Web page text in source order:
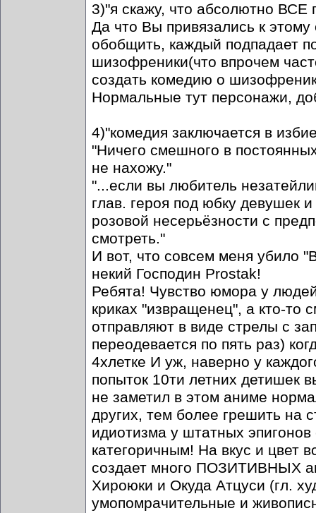
3)"я скажу, что абсолютно
Да что Вы привязались к
обобщить, каждый подпадает
шизофреники(что впрочем
создать комедию о
Нормальные тут персонажи,
4)"комедия заключается в
"Ничего смешного в
не нахожу."
"...если вы любитель
глав. героя под юбку девушек
розовой несерьёзности с
смотреть."
И вот, что совсем меня убило
некий Господин Prostak!
Ребята! Чувство юмора у
криках "извращенец", а кто-то
отправляют в виде стрелы с
переодевается по пять раз)
4хлетке И уж, наверно у
попыток 10ти летних детишек
не заметил в этом аниме
других, тем более грешить на
идиотизма у штатных
категоричным! На вкус и цвет
создает много ПОЗИТИВНЫХ
Хироюки и Окуда Атцуси (гл.
умопомрачительные и